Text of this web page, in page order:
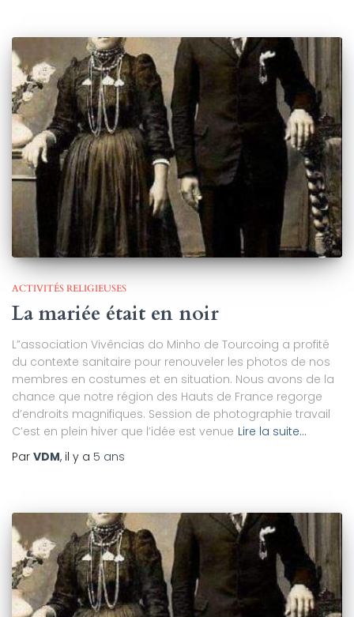
ACTIVITÉS RELIGIEUSES
La mariée était en noir
L”association Vivências do Minho de Tourcoing a profité
du contexte sanitaire pour renouveler les photos de nos
membres en costumes et en situation. Nous avons de la
chance que notre région des Hauts de France regorge
d’endroits magnifiques. Session de photographie travail
C’est en plein hiver que l’idée est venue Lire la suite…
Par VDM, il y a 5 ans